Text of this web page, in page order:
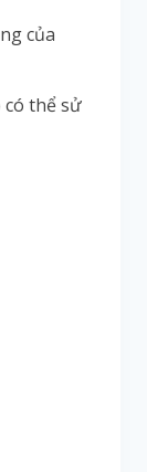
của
có thể sử